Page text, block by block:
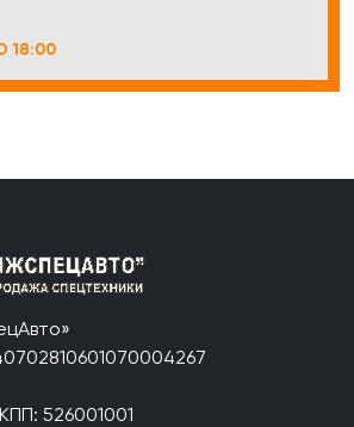
18:00
526001001